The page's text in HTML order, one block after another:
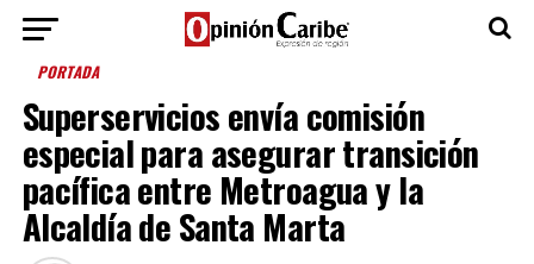
PORTADA
Superservicios envía comisión
especial para asegurar transición
pacífica entre Metroagua y la
Alcaldía de Santa Marta